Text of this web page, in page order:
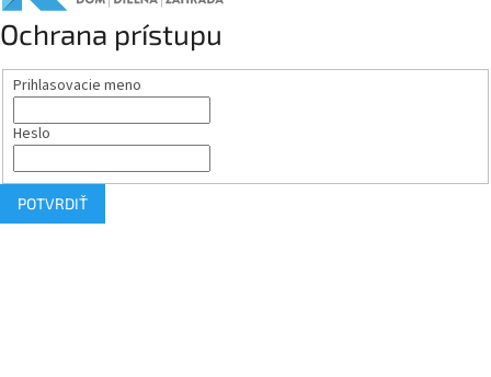
Ochrana prístupu
Prihlasovacie meno
Heslo
POTVRDIŤ